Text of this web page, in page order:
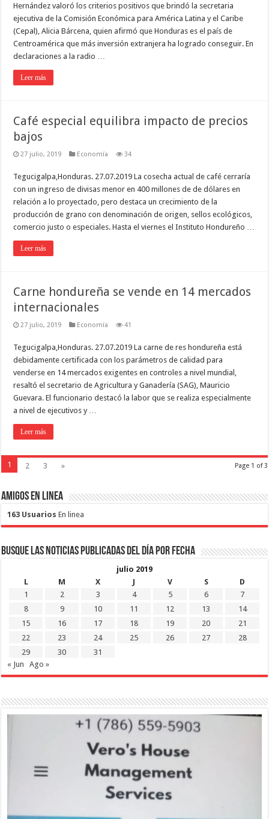
Hernández valoró los criterios positivos que brindó la secretaria
ejecutiva de la Comisión Económica para América Latina y el Caribe
(Cepal), Alicia Bárcena, quien afirmó que Honduras es el país de
Centroamérica que más inversión extranjera ha logrado conseguir. En
declaraciones a la radio …
Leer más
Café especial equilibra impacto de precios
bajos
27 julio, 2019 Economía 34
Tegucigalpa,Honduras. 27.07.2019 La cosecha actual de café cerraría
con un ingreso de divisas menor en 400 millones de de dólares en
relación a lo proyectado, pero destaca un crecimiento de la
producción de grano con denominación de origen, sellos ecológicos,
comercio justo o especiales. Hasta el viernes el Instituto Hondureño …
Leer más
Carne hondureña se vende en 14 mercados
internacionales
27 julio, 2019 Economía 41
Tegucigalpa,Honduras. 27.07.2019 La carne de res hondureña está
debidamente certificada con los parámetros de calidad para
venderse en 14 mercados exigentes en controles a nivel mundial,
resaltó el secretario de Agricultura y Ganadería (SAG), Mauricio
Guevara. El funcionario destacó la labor que se realiza especialmente
a nivel de ejecutivos y …
Leer más
Page 1 of 3
1 2 3 »
Amigos en Linea
163 Usuarios En linea
Busque las noticias publicadas del día por fecha
julio 2019
L
M X J V S
D
1
2 3 4 5 6
7
8
9 10 11 12 13
14
15
16 17 18 19 20
21
22
23 24 25 26 27
28
29
30
31
« Jun
Ago »